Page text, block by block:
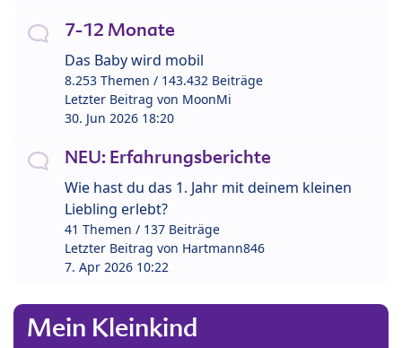
7-12 Monate
Das Baby wird mobil
8.253 Themen / 143.432 Beiträge
Letzter Beitrag von MoonMi
30. Jun 2026 18:20
NEU: Erfahrungsberichte
Wie hast du das 1. Jahr mit deinem kleinen
Liebling erlebt?
41 Themen / 137 Beiträge
Letzter Beitrag von Hartmann846
7. Apr 2026 10:22
Mein Kleinkind